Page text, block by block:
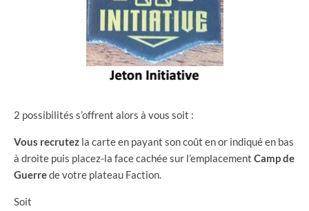
2 possibilités s’offrent alors à vous soit :
Vous recrutez la carte en payant son coût en or indiqué en bas
à droite puis placez-la face cachée sur l’emplacement Campde
Guerrede votre plateau Faction.
Soit